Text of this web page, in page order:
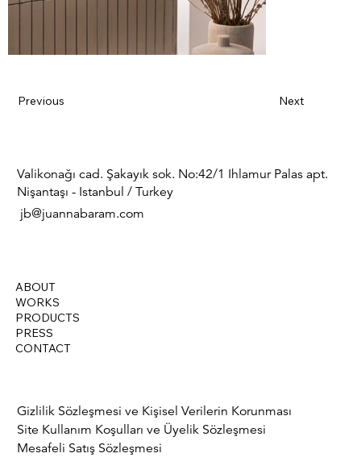
Previous Next
​Valikonağı cad. Şakayık sok. No:42/1 Ihlamur Palas apt.
Nişantaşı - Istanbul / Turkey
​ jb@juannabaram.com
ABOUT
WORKS
PRODUCTS
PRESS
CONTACT
Gizlilik Sözleşmesi ve Kişisel Verilerin Korunması
Site Kullanım Koşulları ve Üyelik Sözleşmesi
Mesafeli Satış Sözleşmesi